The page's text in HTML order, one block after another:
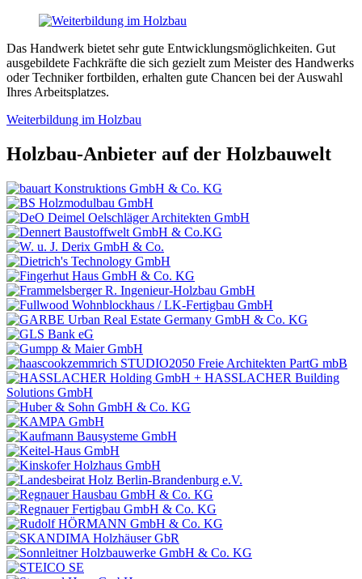
Das Handwerk bietet sehr gute Entwicklungsmöglichkeiten. Gut
ausgebildete Fachkräfte die sich gezielt zum Meister des Handwerks
oder Techniker fortbilden, erhalten gute Chancen bei der Auswahl
Ihres Arbeitsplatzes.
Weiterbildung im Holzbau
Holzbau-Anbieter auf der Holzbauwelt